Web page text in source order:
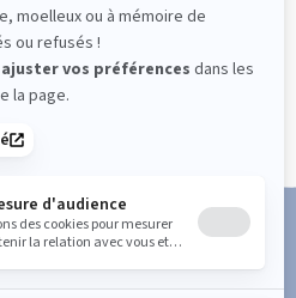
4x sans frais